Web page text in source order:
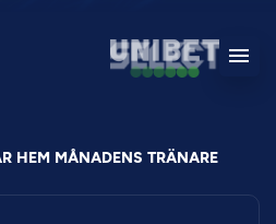
HEM MÅNADENS TRÄNARE